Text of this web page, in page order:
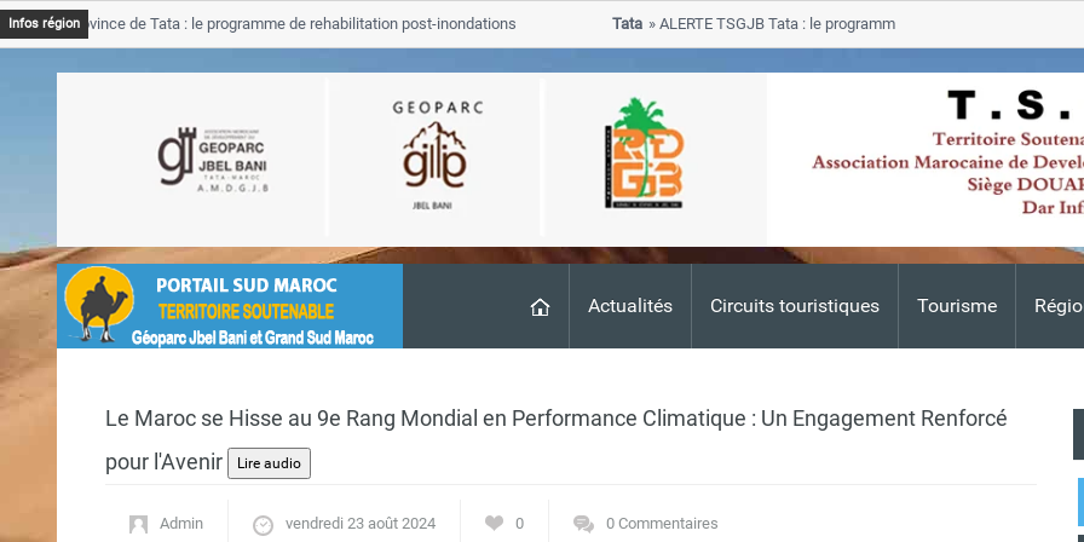
Actualités Circuits touristiques Tourisme
Infos région
Province de Tata : le programme de rehabilitation post-inondations
ALERTE TSGJB Tata : le programme de rehabilitation post-
progresse dans les zones sinistrees
Le Maroc se Hisse au 9e Rang Mondial en Performance Climatique : Un Engagement Renforcé
pour l'Avenir
Admin vendredi 23 août 2024 0 0 Commentaires